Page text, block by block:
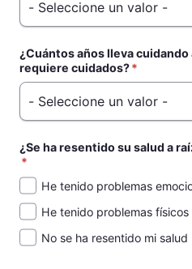
¿Cuántos años lleva cuidando
requiere cuidados?
¿Se ha resentido su salud a
He tenido problemas
He tenido problemas físicos
No se ha resentido mi salud